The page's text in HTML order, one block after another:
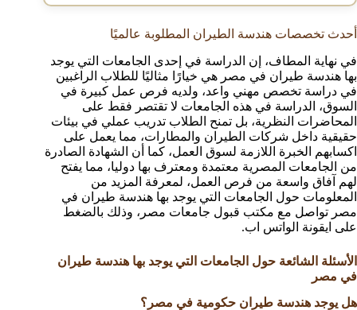
أحدث تخصصات هندسة الطيران المطلوبة عالميًا
في نهاية المطاف، إن الدراسة في إحدى الجامعات التي يوجد
بها هندسة طيران في مصر هي خيارًا مثاليًا للطلاب الراغبين
في دراسة تخصص مهني واعد، ولديه فرص عمل كبيرة في
السوق، الدراسة في هذه الجامعات لا تقتصر فقط على
المحاضرات النظرية، بل تمنح الطلاب تدريب عملي في بيئات
حقيقية داخل شركات الطيران والمطارات، مما يعمل على
اكسابهم الخبرة اللازمة لسوق العمل، كما أن الشهادة الصادرة
من الجامعات المصرية معتمدة ومعترف بها دوليا، مما يفتح
لهم آفاق واسعة من فرص العمل، لمعرفة المزيد من
المعلومات حول الجامعات التي يوجد بها هندسة طيران في
مصر تواصل مع مكتب قبول جامعات مصر، وذلك بالضغط
على ايقونة الواتس اب.
الأسئلة الشائعة حول الجامعات التي يوجد بها هندسة طيران
في مصر
هل يوجد هندسة طيران حكومية في مصر؟